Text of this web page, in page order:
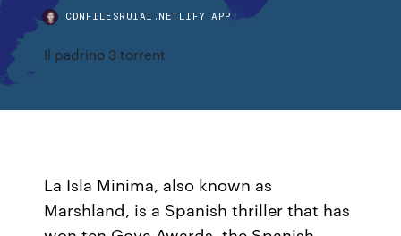
CDNFILESRUIAI.NETLIFY.APP
Il padrino 3 torrent
La Isla Minima, also known as
Marshland, is a Spanish thriller that has